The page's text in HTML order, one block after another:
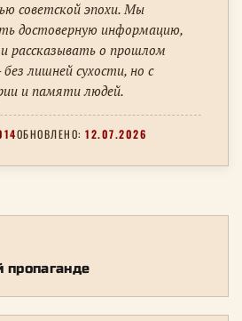
советской эпохи. Мы
достоверную информацию,
рассказывать о прошлом
лишней сухости, но с
и памяти людей.
ОБНОВЛЕНО: 12.07.2026
пропаганде